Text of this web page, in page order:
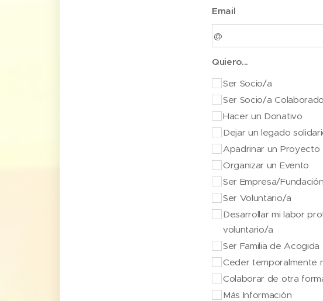
Email
Quiero...
Ser Socio/a
Ser Socio/a
Hacer un Donativo
Dejar un legado
Apadrinar un Proyecto
Organizar un Evento
Ser Empresa/
Ser Voluntario/a
Desarrollar mi labor
voluntario/a
Ser Familia de Acogida
Ceder temporalmente
Colaborar de otra
Más Información